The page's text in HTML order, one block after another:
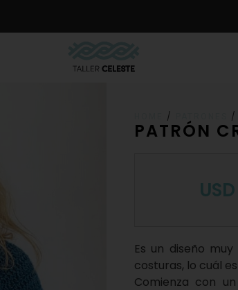
/ /
PATRÓN
USD
Es un diseño
costuras, lo cuál
Comienza con